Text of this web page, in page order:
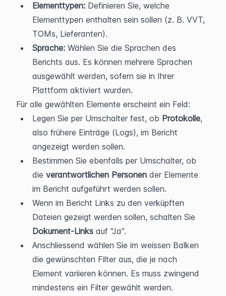
Elementtypen: Definieren Sie, welche
Elementtypen enthalten sein sollen (z. B. VVT,
TOMs, Lieferanten).
Sprache: Wählen Sie die Sprachen des
Berichts aus. Es können mehrere Sprachen
ausgewählt werden, sofern sie in Ihrer
Plattform aktiviert wurden.
Für alle gewählten Elemente erscheint ein Feld:
Legen Sie per Umschalter fest, ob Protokolle,
also frühere Einträge (Logs), im Bericht
angezeigt werden sollen.
Bestimmen Sie ebenfalls per Umschalter, ob
die verantwortlichen Personen der Elemente
im Bericht aufgeführt werden sollen.
Wenn im Bericht Links zu den verküpften
Dokument-Links auf "Ja".
Anschliessend wählen Sie im weissen Balken
die gewünschten Filter aus, die je nach
Element variieren können. Es muss zwingend
mindestens ein Filter gewählt werden.